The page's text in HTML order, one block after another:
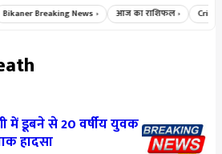
Bikaner Breaking News › आज का राशिफल › Crime
में डूबने से 20 वर्षीय युवक
हादसा